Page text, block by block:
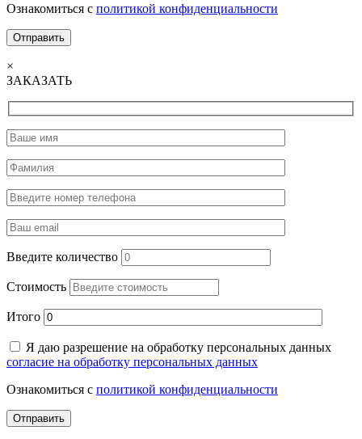
Ознакомиться с политикой конфиденциальности
×
ЗАКАЗАТЬ
Введите количество
Стоимость
Итого
Я даю разрешение на обработку персональных данных
согласие на обработку персональных данных
Ознакомиться с политикой конфиденциальности